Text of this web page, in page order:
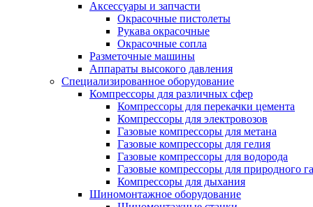
Аксессуары и запчасти
Окрасочные пистолеты
Рукава окрасочные
Окрасочные сопла
Разметочные машины
Аппараты высокого давления
Специализированное оборудование
Компрессоры для различных сфер
Компрессоры для перекачки цемента
Компрессоры для электровозов
Газовые компрессоры для метана
Газовые компрессоры для гелия
Газовые компрессоры для водорода
Газовые компрессоры для природного
Компрессоры для дыхания
Шиномонтажное оборудование